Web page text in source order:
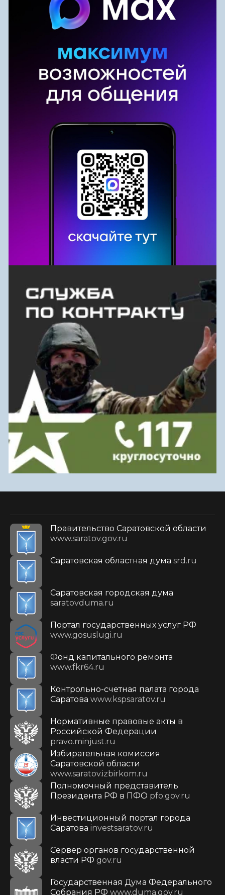
Правительство Саратовской области
www.saratov.gov.ru
Саратовская областная дума srd.ru
Саратовская городская дума
saratovduma.ru
Портал государственных услуг РФ
www.gosuslugi.ru
Фонд капитального ремонта
www.fkr64.ru
Контрольно-счетная палата города
Саратова www.kspsaratov.ru
Нормативные правовые акты в
Российской Федерации
pravo.minjust.ru
Избирательная комиссия
Саратовской области
www.saratov.izbirkom.ru
Полномочный представитель
Президента РФ в ПФО pfo.gov.ru
Инвестиционный портал города
Саратова investsaratov.ru
Сервер органов государственной
власти РФ gov.ru
Государственная Дума Федерального
Собрания РФ www.duma.gov.ru